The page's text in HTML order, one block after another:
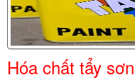
Hóa chất tẩy